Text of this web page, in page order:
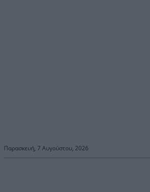
Παρασκευή, 7 Αυγούστου, 2026